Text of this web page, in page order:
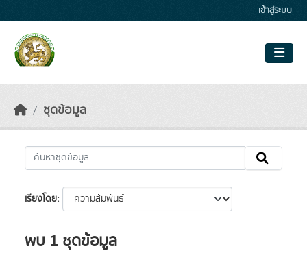
เข้าสู่ระบบ
ชุดข้อมูล
เรียงโดย
พบ 1 ชุดข้อมูล